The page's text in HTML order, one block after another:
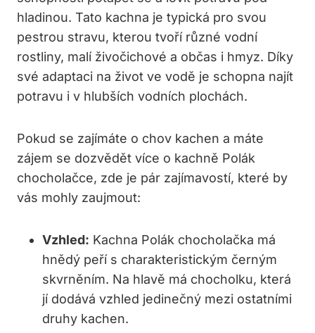
hladinou. Tato kachna je typická pro svou
pestrou stravu, kterou tvoří různé vodní
rostliny, malí živočichové a občas i hmyz. Díky
své adaptaci na život ve vodě je schopna najít
potravu i v hlubších vodních plochách.
Pokud se zajímáte o chov kachen a máte
zájem se dozvědět více o kachně Polák
chocholačce, zde je pár zajímavostí, které by
vás mohly zaujmout:
Vzhled: Kachna Polák chocholačka má
hnědý peří s charakteristickým černým
skvrněním. Na hlavě má chocholku, která
jí dodává vzhled jedinečný mezi ostatními
druhy kachen.